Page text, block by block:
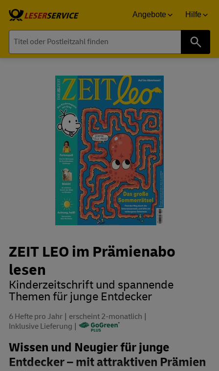
Angebote Hilfe
ZEIT LEO im Prämienabo
lesen
Kinderzeitschrift und spannende
Themen für junge Entdecker
6 Hefte pro Jahr
erscheint 2-monatlich
Inklusive Lieferung
Wissen und Neugier für junge
Entdecker – mit attraktiven Prämien